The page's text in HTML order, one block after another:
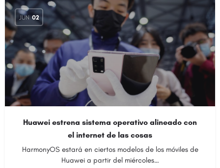
JUN 02
Huawei estrena sistema operativo alineado con
el internet de las cosas
HarmonyOS estará en ciertos modelos de los móviles de
Huawei a partir del miércoles…